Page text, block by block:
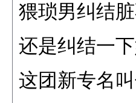
猥琐男纠结
还是纠结一
这团新专名